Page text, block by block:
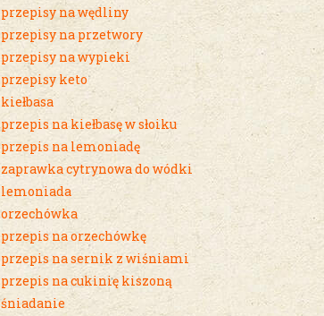
przepisy na wędliny
przepisy na przetwory
przepisy na wypieki
przepisy keto
kiełbasa
przepis na kiełbasę w słoiku
przepis na lemoniadę
zaprawka cytrynowa do wódki
lemoniada
orzechówka
przepis na orzechówkę
przepis na sernik z wiśniami
przepis na cukinię kiszoną
śniadanie